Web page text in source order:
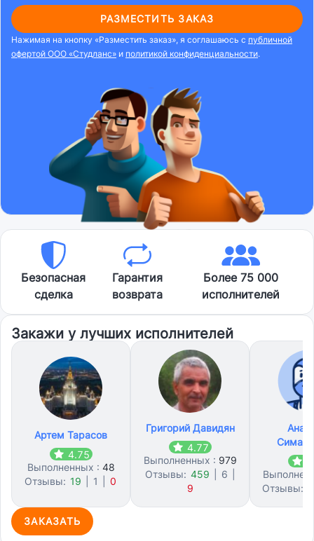
РАЗМЕСТИТЬ ЗАКАЗ
Нажимая на кнопку «Разместить заказ», я соглашаюсь с публичной
офертой ООО «Студланс» и политикой конфиденциальности.
Безопасная
сделка
Гарантия
возврата
Более 75 000
исполнителей
Закажи у лучших исполнителей
Артем Тарасов
4.75
Выполненных : 48
Отзывы: 19 1 0
Григорий Давидян
4.77
Выполненных : 979
Отзывы: 459 6
9
Отзывы:
ЗАКАЗАТЬ